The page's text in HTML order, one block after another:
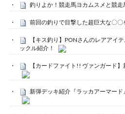
釣りよか！競走馬ヨカムスメと競走
前回の釣りで目撃した超巨大な〇〇
【キス釣り】PONさんのレアアイ
ックル紹介！
【カードファイト!! ヴァンガード】
新弾デッキ紹介『ラッカアーマー